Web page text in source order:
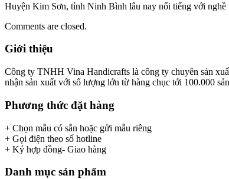
Huyện Kim Sơn, tỉnh Ninh Bình lâu nay nổi tiếng với nghề
Comments are closed.
Giới thiệu
Công ty TNHH Vina Handicrafts là công ty chuyên sản
nhận sản xuất với số lượng lớn từ hàng chục tới 100.000
Phương thức đặt hàng
+ Chọn mẫu có sẵn hoặc gửi mẫu riêng
+ Gọi điện theo số hotline
+ Ký hợp đồng- Giao hàng
Danh mục sản phẩm